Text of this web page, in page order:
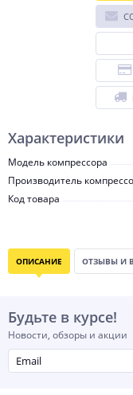
Характеристики
Модель компрессора
Производитель
Код товара
ОПИСАНИЕ ОТЗЫВЫ И
Будьте в курсе!
Новости, обзоры и акции